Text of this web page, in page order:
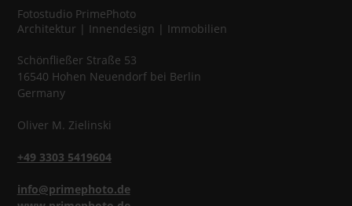
Fotostudio PrimePhoto
Architektur | Innendesign | Immobilien
Schönfließer Straße 53
16540 Hohen Neuendorfbei Berlin
Germany
Oliver M. Zielinski
+49 3303 5419604
info@primephoto.de